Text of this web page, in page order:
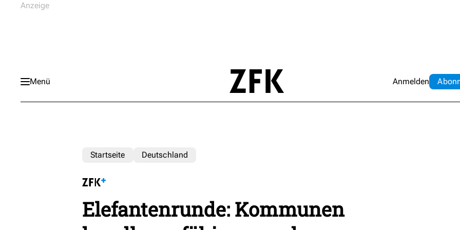
Menü Anmelden Abo
Startseite Deutschland
Elefantenrunde: Kommunen